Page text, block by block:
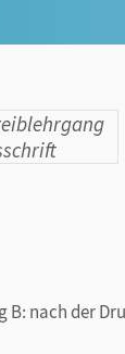
B: nach der